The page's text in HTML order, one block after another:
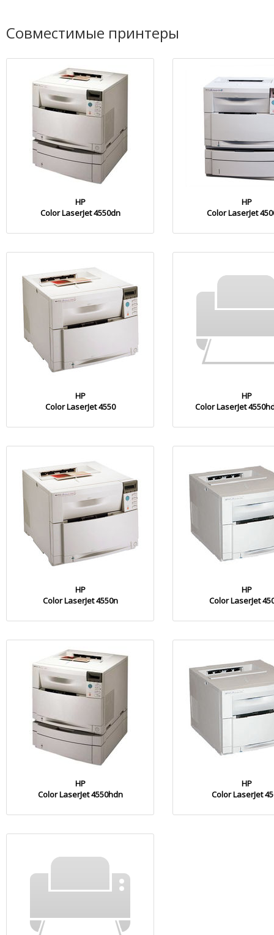
Совместимые принтеры
HP
Color LaserJet 4550dn
HP
Color LaserJet
HP
Color LaserJet 4550
HP
Color LaserJet
HP
Color LaserJet 4550n
HP
Color LaserJet
HP
Color LaserJet 4550hdn
HP
Color LaserJet